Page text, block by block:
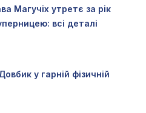
Магучіх утретє за рік
всі деталі
у гарній фізичній